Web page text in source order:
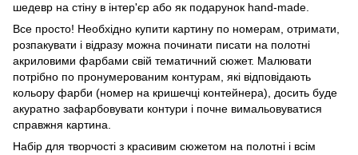
шедевр на стіну в інтер'єр або як подарунок hand-made.
Все просто! Необхідно купити картину по номерам, отримати,
розпакувати і відразу можна починати писати на полотні
акриловими фарбами свій тематичний сюжет. Малювати
потрібно по пронумерованим контурам, які відповідають
кольору фарби (номер на кришечці контейнера), досить буде
акуратно зафарбовувати контури і почне вимальовуватися
справжня картина.
Набір для творчості з красивим сюжетом на полотні і всім